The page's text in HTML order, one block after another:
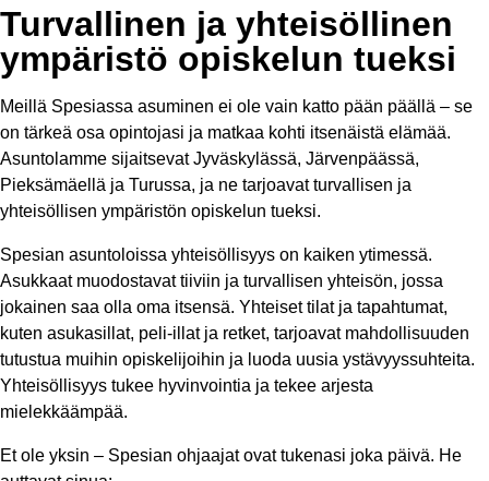
Turvallinen ja yhteisöllinen
ympäristö opiskelun tueksi
Meillä Spesiassa asuminen ei ole vain katto pään päällä – se
on tärkeä osa opintojasi ja matkaa kohti itsenäistä elämää.
Asuntolamme sijaitsevat Jyväskylässä, Järvenpäässä,
Pieksämäellä ja Turussa, ja ne tarjoavat turvallisen ja
yhteisöllisen ympäristön opiskelun tueksi.
Spesian asuntoloissa yhteisöllisyys on kaiken ytimessä.
Asukkaat muodostavat tiiviin ja turvallisen yhteisön, jossa
jokainen saa olla oma itsensä. Yhteiset tilat ja tapahtumat,
kuten asukasillat, peli-illat ja retket, tarjoavat mahdollisuuden
tutustua muihin opiskelijoihin ja luoda uusia ystävyyssuhteita.
Yhteisöllisyys tukee hyvinvointia ja tekee arjesta
mielekkäämpää.
Et ole yksin – Spesian ohjaajat ovat tukenasi joka päivä. He